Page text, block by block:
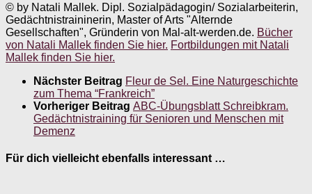
© by Natali Mallek. Dipl. Sozialpädagogin/ Sozialarbeiterin,
Gedächtnistraininerin, Master of Arts "Alternde
Gesellschaften", Gründerin von Mal-alt-werden.de. Bücher
von Natali Mallek finden Sie hier. Fortbildungen mit Natali
Mallek finden Sie hier.
Nächster Beitrag Fleur de Sel. Eine Naturgeschichte
zum Thema “Frankreich”
Vorheriger Beitrag ABC-Übungsblatt Schreibkram.
Gedächtnistraining für Senioren und Menschen mit
Demenz
Für dich vielleicht ebenfalls interessant …